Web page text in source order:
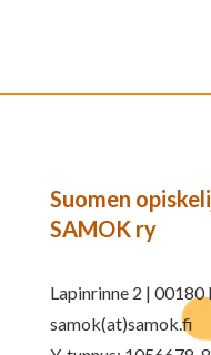
Suomen
SAMOK ry
Lapinrinne 2 | 00180
samok(at)samok.fi